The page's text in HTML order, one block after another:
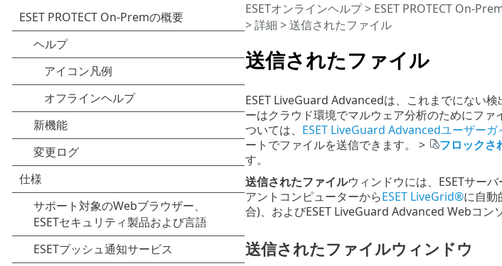
送信されたファイル
ESETオンラインヘルプ> ESET PROTECT On-
>詳細 > 送信されたファイル
ESET LiveGuard Advancedは、これまでにない
ーはクラウド環境でマルウェア分析のためにフ
ついては、 ESET LiveGuard Advancedユーザーガ
ートでファイルを送信できます。 >
フロックさ
す。
送信されたファイルウィンドウには、ESETサー
アントコンピューターからESET LiveGrid®に自動
合)、およびESET LiveGuard Advanced Webコン
送信されたファイルウィンドウ